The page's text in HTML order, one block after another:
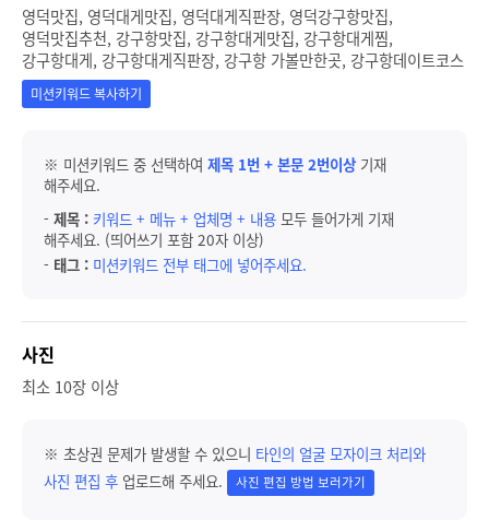
영덕맛집, 영덕대게맛집, 영덕대게직판장, 영덕강구항맛집,
영덕맛집추천, 강구항맛집, 강구항대게맛집, 강구항대게찜,
강구항대게, 강구항대게직판장, 강구항 가볼만한곳, 강구항데이트코스
미션키워드 복사하기
※ 미션키워드 중 선택하여 제목 1번 + 본문 2번이상 기재
해주세요.
- 제목 : 키워드 + 메뉴 + 업체명 + 내용 모두 들어가게 기재
해주세요. (띄어쓰기 포함 20자 이상)
- 태그 : 미션키워드 전부 태그에 넣어주세요.
사진
최소 10장 이상
※ 초상권 문제가 발생할 수 있으니 타인의 얼굴 모자이크 처리와
사진 편집 후 업로드해 주세요. 사진 편집 방법 보러가기